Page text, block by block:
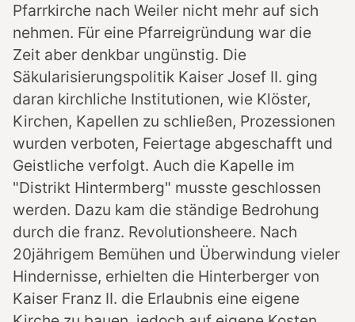
Pfarrkirche nach Weiler nicht mehr auf sich
nehmen. Für eine Pfarreigründung war die
Zeit aber denkbar ungünstig. Die
Säkularisierungspolitik Kaiser Josef II. ging
daran kirchliche Institutionen, wie Klöster,
Kirchen, Kapellen zu schließen, Prozessionen
wurden verboten, Feiertage abgeschafft und
Geistliche verfolgt. Auch die Kapelle im
"Distrikt Hintermberg" musste geschlossen
werden. Dazu kam die ständige Bedrohung
durch die franz. Revolutionsheere. Nach
20jährigem Bemühen und Überwindung vieler
Hindernisse, erhielten die Hinterberger von
Kaiser Franz II. die Erlaubnis eine eigene